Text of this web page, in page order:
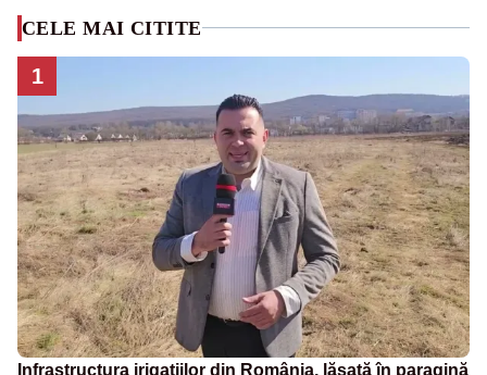
CELE MAI CITITE
1
Infrastructura irigațiilor din România, lăsată în paragină